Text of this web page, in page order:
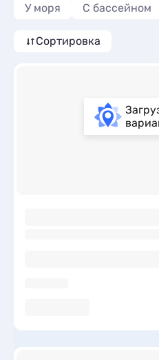
гостиницы и отели,
отдыхающих, телефонами
жилья. Аренда жилья без
на показатели средней
по месяцам на сайте и
У моря С бассейном
Сортировка